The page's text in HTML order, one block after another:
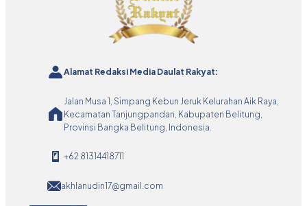
Alamat Redaksi Media Daulat Rakyat:
Jalan Musa 1, Simpang Kebun Jeruk Kelurahan Aik Raya,
Kecamatan Tanjungpandan, Kabupaten Belitung,
Provinsi Bangka Belitung, Indonesia.
+62 81314418711
akhlanudin17@gmail.com